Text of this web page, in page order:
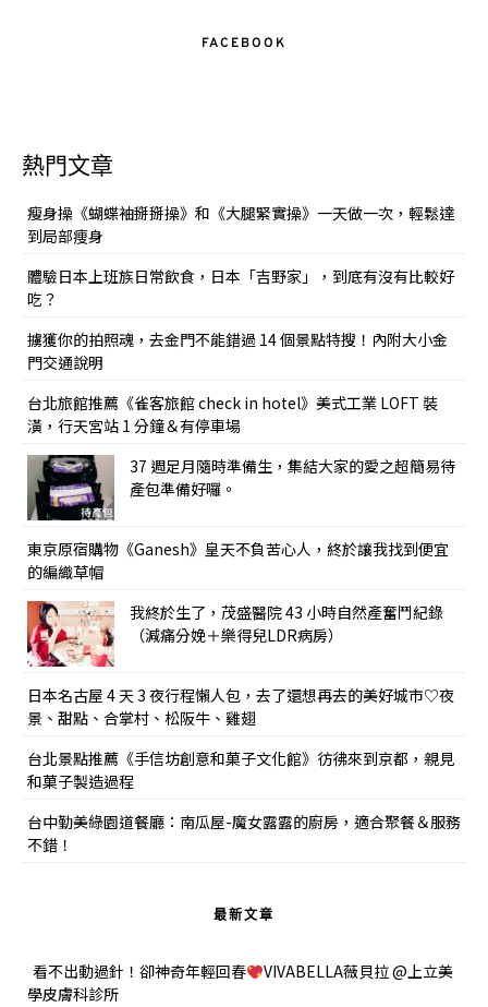
FACEBOOK
熱門文章
瘦身操《蝴蝶袖掰掰操》和《大腿緊實操》一天做一次，輕鬆達
到局部痩身
體驗日本上班族日常飲食，日本「吉野家」，到底有沒有比較好
吃？
擄獲你的拍照魂，去金門不能錯過 14 個景點特搜！內附大小金
門交通說明
台北旅館推薦《雀客旅館 check in hotel》美式工業 LOFT 裝
潢，行天宮站 1 分鐘＆有停車場
37 週足月隨時準備生，集結大家的愛之超簡易待
產包準備好囉。
東京原宿購物《Ganesh》皇天不負苦心人，終於讓我找到便宜
的編織草帽
我終於生了，茂盛醫院 43 小時自然產奮鬥紀錄
（減痛分娩＋樂得兒LDR病房）
日本名古屋 4 天 3 夜行程懶人包，去了還想再去的美好城市♡夜
景、甜點、合掌村、松阪牛、雞翅
台北景點推薦《手信坊創意和菓子文化館》彷彿來到京都，親見
和菓子製造過程
台中勤美綠園道餐廳：南瓜屋-魔女露露的廚房，適合聚餐＆服務
不錯！
最新文章
看不出動過針！卻神奇年輕回春
VIVABELLA薇貝拉 @上立美
學皮膚科診所